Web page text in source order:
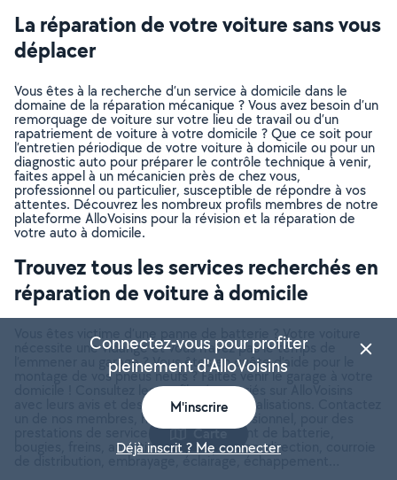
La réparation de votre voiture sans vous
déplacer
Vous êtes à la recherche d’un service à domicile dans le
domaine de la réparation mécanique ? Vous avez besoin d’un
remorquage de voiture sur votre lieu de travail ou d’un
rapatriement de voiture à votre domicile ? Que ce soit pour
l’entretien périodique de votre voiture à domicile ou pour un
diagnostic auto pour préparer le contrôle technique à venir,
faites appel à un mécanicien près de chez vous,
professionnel ou particulier, susceptible de répondre à vos
attentes. Découvrez les nombreux profils membres de notre
plateforme AlloVoisins pour la révision et la réparation de
votre auto à domicile.
Trouvez tous les services recherchés en
réparation de voiture à domicile
Vous êtes victime d’une panne de batterie ? Votre voiture
nécessite une vidange et vous n’avez pas le temps de
l’emmener au garage ? Vous êtes en quête d’aide pour le
montage de vos pneus neufs ? Faites venir le garage à votre
domicile ! Consultez les profils répertoriés sur AlloVoisins
avec leurs avis et des photos de leurs réalisations. Contactez
un de nos membres, habitant ou professionnel, pour des
prestations de service en remplacement de batterie,
bougies, freins, amortisseurs, suspension, direction, courroie
de distribution, embrayage, éclairage, échappement…
Carte
Connectez-vous pour profiter
pleinement d'AlloVoisins
M'inscrire
Déjà inscrit ? Me connecter